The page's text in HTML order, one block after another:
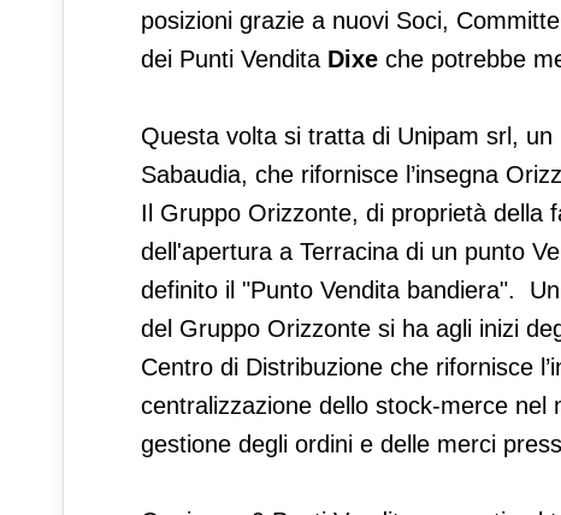
posizioni grazie a nuovi Soci,
dei Punti Vendita Dixe che potrebbe
Questa volta si tratta di Unipam srl,
Sabaudia, che rifornisce l’insegna
Il Gruppo Orizzonte, di proprietà della
dell'apertura a Terracina di un punto
definito il "Punto Vendita bandiera".
del Gruppo Orizzonte si ha agli inizi
Centro di Distribuzione che rifornisce
centralizzazione dello stock-merce
gestione degli ordini e delle merci